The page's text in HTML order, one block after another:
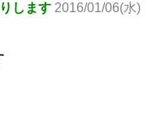
します 2016/01/06(水)